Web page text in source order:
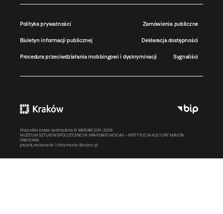
Polityka prywatności Zamówienia publiczne
Biuletyn informacji publicznej Deklaracja dostępności
Procedura przeciwdziałania mobbingowi i dyskryminacji Sygnaliści
Wszystkie prawa zastrzeżone © MOCAK 2011-2026
MUZEUM SZTUKI WSPÓŁCZESNEJ W KRAKOWIE MOCAK – INSTYTUCJA KULTURY MIASTA
KRAKOWA
projekt, wykonanie i utrzymanie: Bonjour.pl